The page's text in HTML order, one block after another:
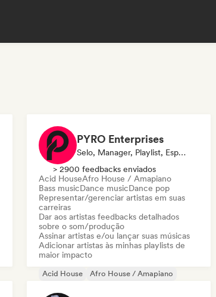
PYRO Enterprises
Selo, Manager, Playlist, Especialista Em Som
> 2900 feedbacks enviados
Acid HouseAfro House / Amapiano
Bass musicDance musicDance pop
Representar/gerenciar artistas em suas
carreiras
Dar aos artistas feedbacks detalhados
sobre o som/produção
Assinar artistas e/ou lançar suas músicas
Adicionar artistas às minhas playlists de
maior impacto
Acid House
Afro House / Amapiano